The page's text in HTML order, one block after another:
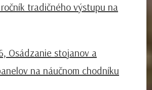
ročník tradičného výstupu na
Osádzanie stojanov a
na náučnom chodníku